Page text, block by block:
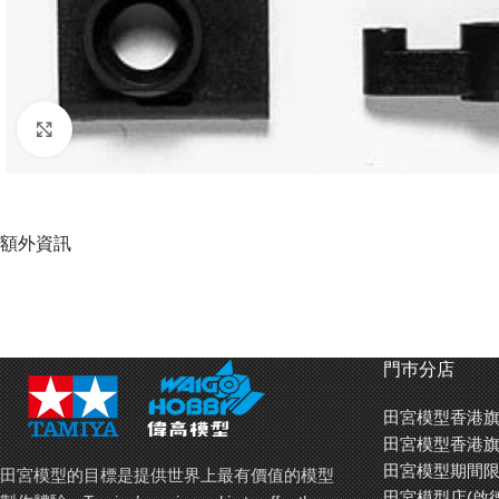
Click to enlarge
額外資訊
田宮模型的目標是提供世界上最有價值的模型
門巿分店
田宮模型香港
田宮模型香港
田宮模型期間